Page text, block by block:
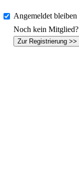
Angemeldet bleiben
Noch kein Mitglied?
Zur Registrierung >>